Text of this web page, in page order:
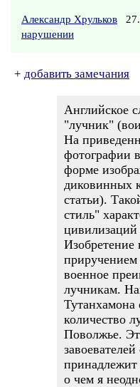
Александр Хрульков
нарушении
+ добавить замечания
Английское
"лучник"
На
фотографии
форме
диковинных
статьи).
стиль"
цивилизаций
Изобретение
военное
лучникам.
количество
Поволжье.
принадлежит
о чем я